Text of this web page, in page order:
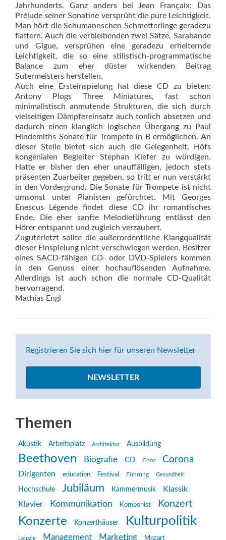
Jahrhunderts. Ganz anders bei Jean Françaix: Das
Prélude seiner Sonatine versprüht die pure Leichtigkeit.
Man hört die Schu­mannschen Schmetterlinge geradezu
flattern. Auch die verbleibenden zwei Sätze, Sarabande
und Gigue, versprühen eine geradezu erheiternde
Leichtigkeit, die so eine stilistisch-programmatische
Balance zum eher düster wirkenden Beitrag
Sutermeisters herstellen.
Auch eine Ersteinspielung hat diese CD zu bieten:
Antony Plogs Three Miniatures, fast schon
minimalistisch anmutende Strukturen, die sich durch
vielseitigen Dämpfereinsatz auch tonlich absetzen und
dadurch einen klanglich logischen Übergang zu Paul
Hindemiths Sonate für Trompete in B ermöglichen. An
dieser Stelle bietet sich auch die Gelegenheit, Höfs
kongenialen Begleiter Stephan Kiefer zu würdigen.
Hatte er bisher den eher unauffälligen, jedoch stets
präsenten Zuarbeiter gegeben, so tritt er nun verstärkt
in den Vordergrund. Die Sonate für Trompete ist nicht
umsonst unter Pianisten gefürchtet. Mit Georges
Enescus Légende findet diese CD ihr romantisches
Ende. Die eher sanfte Melodieführung entlässt den
Hörer entspannt und zugleich verzaubert.
Zuguterletzt sollte die außerordentliche Klangqualität
dieser Einspielung nicht verschwiegen werden. Besitzer
eines SACD-fähigen CD- oder DVD-Spielers kommen
in den Genuss einer hochauflösenden Aufnahme.
Allerdings ist auch schon die normale CD-Qualität
hervorragend.
Mathias Engl
Registrieren Sie sich hier für unseren Newsletter
NEWSLETTER
Themen
Akustik Arbeitsplatz Architektur Ausbildung
Beethoven Biografie CD Chor Corona
Dirigenten education Festival Führung Gesundheit
Hochschule Jubiläum Kammermusik
Klassik
Klavier
Kommunikation Komponist Konzert
Konzerte Konzerthäuser Kulturpolitik
Leipzig Management Marketing Mozart